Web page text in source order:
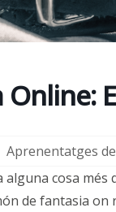
Aprenentatges
alguna cosa
de fantasia